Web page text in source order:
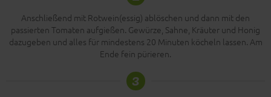
Anschließend mit Rotwein(essig) ablöschen und dann mit den
passierten Tomaten aufgießen. Gewürze, Sahne, Kräuter und Honig
dazugeben und alles für mindestens 20 Minuten köcheln lassen. Am
Ende fein pürieren.
3